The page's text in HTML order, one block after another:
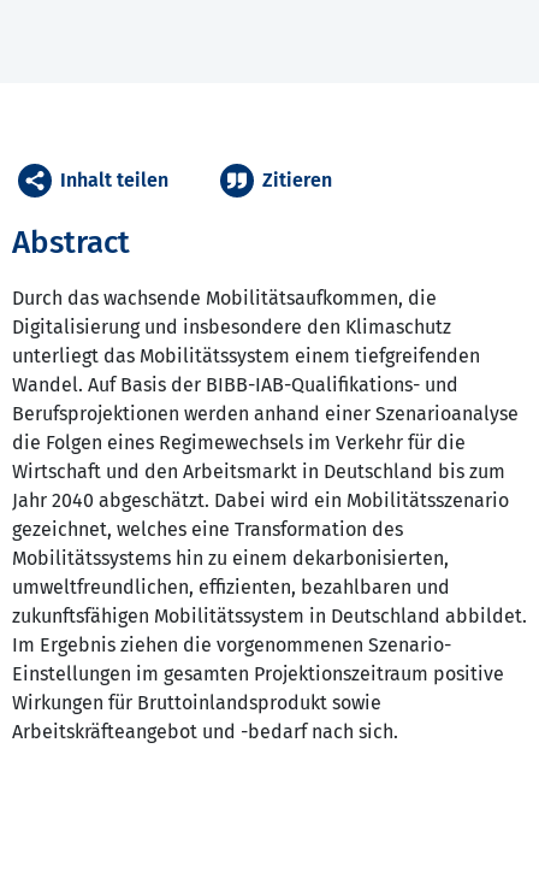
Abstract
Durch das wachsende Mobilitätsaufkommen, die
Digitalisierung und insbesondere den Klimaschutz
unterliegt das Mobilitätssystem einem tiefgreifenden
Wandel. Auf Basis der BIBB-IAB-Qualifikations- und
Berufsprojektionen werden anhand einer Szenarioanalyse
die Folgen eines Regimewechsels im Verkehr für die
Wirtschaft und den Arbeitsmarkt in Deutschland bis zum
Jahr 2040 abgeschätzt. Dabei wird ein Mobilitätsszenario
gezeichnet, welches eine Transformation des
Mobilitätssystems hin zu einem dekarbonisierten,
umweltfreundlichen, effizienten, bezahlbaren und
zukunftsfähigen Mobilitätssystem in Deutschland abbildet.
Im Ergebnis ziehen die vorgenommenen Szenario-
Einstellungen im gesamten Projektionszeitraum positive
Wirkungen für Bruttoinlandsprodukt sowie
Arbeitskräfteangebot und -bedarf nach sich.
Inhalt teilen Zitieren